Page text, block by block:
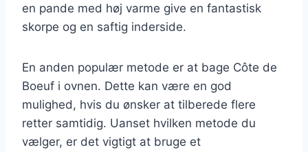
en pande med høj varme give en fantastisk
skorpe og en saftig inderside.
En anden populær metode er at bage Côte de
Boeuf i ovnen. Dette kan være en god
mulighed, hvis du ønsker at tilberede flere
retter samtidig. Uanset hvilken metode du
vælger, er det vigtigt at bruge et